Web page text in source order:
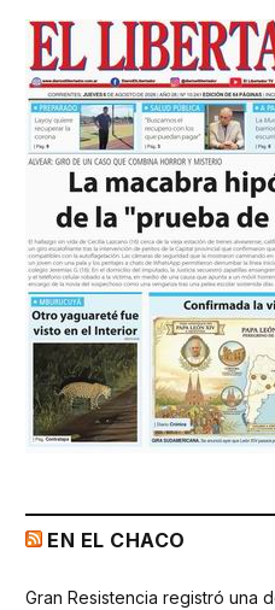
EN EL CHACO
Gran Resistencia registró una